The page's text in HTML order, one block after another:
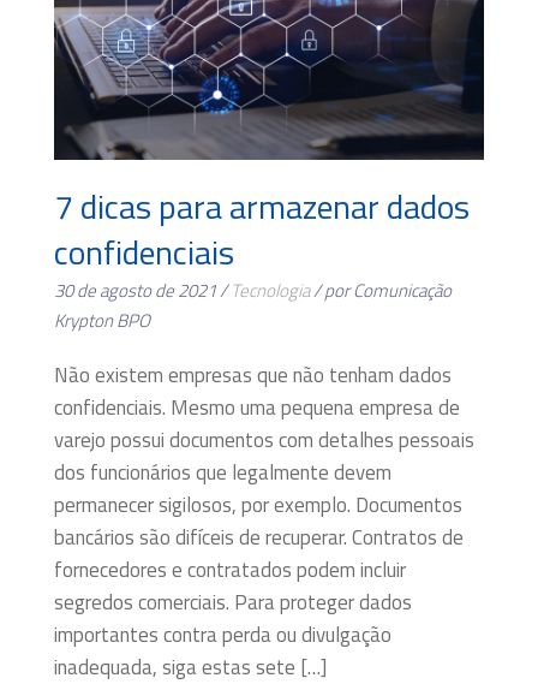
7 dicas para armazenar dados
confidenciais
30 de agosto de 2021 /Tecnologia/ por Comunicação
Krypton BPO
Não existem empresas que não tenham dados
confidenciais. Mesmo uma pequena empresa de
varejo possui documentos com detalhes pessoais
dos funcionários que legalmente devem
permanecer sigilosos, por exemplo. Documentos
bancários são difíceis de recuperar. Contratos de
fornecedores e contratados podem incluir
segredos comerciais. Para proteger dados
importantes contra perda ou divulgação
inadequada, siga estas sete […]